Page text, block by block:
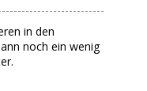
in den
noch ein wenig